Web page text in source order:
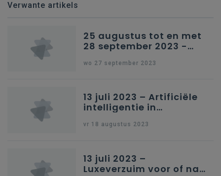
Verwante artikels
25 augustus tot en met
28 september 2023 -
wo 27 september 2023
13 juli 2023 – Artificiële
intelligentie in
vr 18 augustus 2023
13 juli 2023 –
Luxeverzuim voor of na